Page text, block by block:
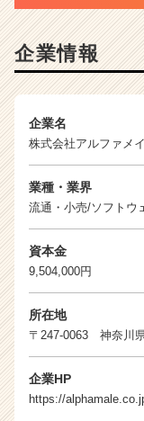
企業情報
企業名
株式会社アルファメ
業種・業界
流通・小売/ソフトウ
資本金
9,504,000円
所在地
〒247-0063 神奈川
企業HP
https://